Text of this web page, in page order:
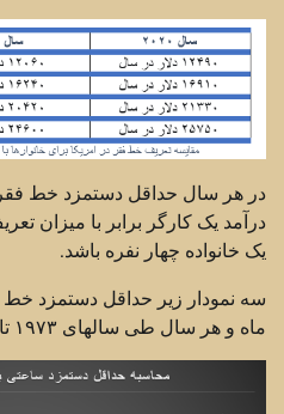
در هر سال حداقل دستمزد خط
درآمد یک کارگر برابر با میزان
یک خانواده چهار نفره باشد.
سه نمودار زیر حداقل دستمزد
ماه و هر سال طی سالهای ۱۹۷۳ تا ۲۰۱۶ نشان می دهد.